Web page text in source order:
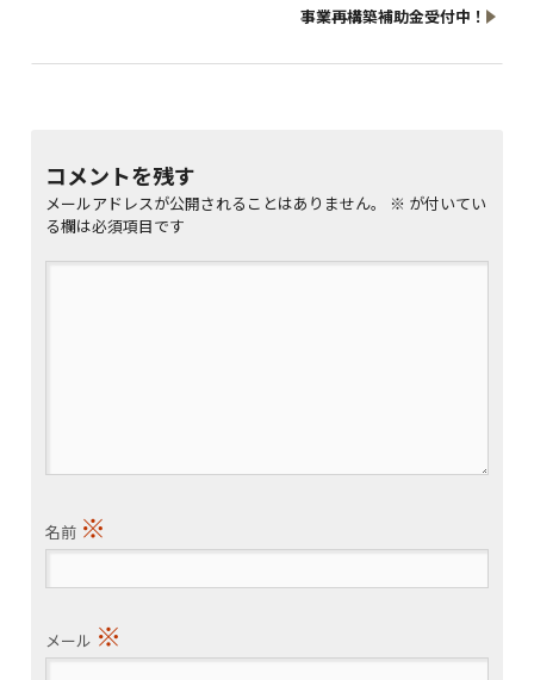
事業再構築補助金受付中！
コメントを残す
メールアドレスが公開されることはありません。 ※ が付いてい
る欄は必須項目です
名前 ※
メール ※